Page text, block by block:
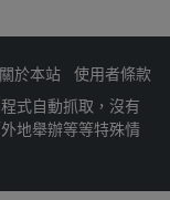
關於本站
使用者條款
式自動抓取，沒有
地舉辦等等特殊情